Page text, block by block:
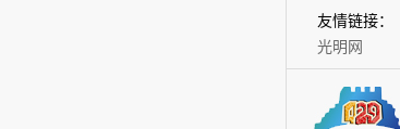
友情链接：
光明网